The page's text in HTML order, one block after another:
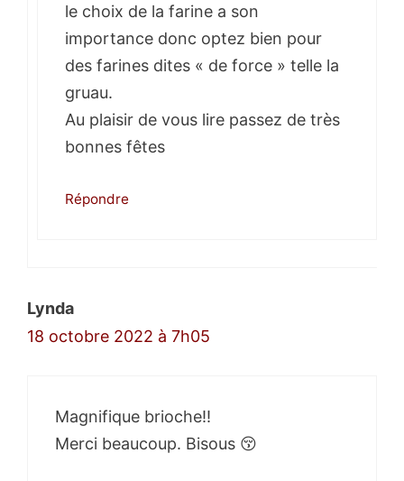
le choix de la farine a son
importance donc optez bien pour
des farines dites « de force » telle la
gruau.
Au plaisir de vous lire passez de très
bonnes fêtes
Répondre
Lynda
18 octobre 2022 à 7h05
Magnifique brioche!!
Merci beaucoup. Bisous 😚